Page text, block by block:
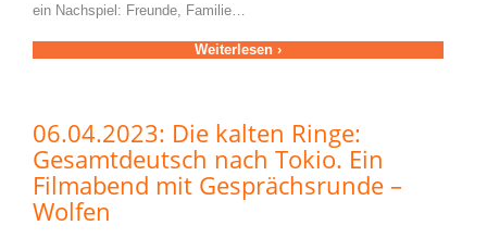
ein Nachspiel: Freunde, Familie…
Weiterlesen ›
06.04.2023: Die kalten Ringe:
Gesamtdeutsch nach Tokio. Ein
Filmabend mit Gesprächsrunde –
Wolfen